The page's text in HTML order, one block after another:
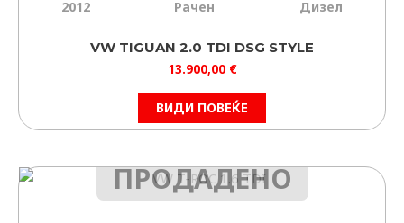
2012 Рачен Дизел
VW TIGUAN 2.0 TDI DSG STYLE
13.900,00 €
ВИДИ ПОВЕЌЕ
ПРОДАДЕНО